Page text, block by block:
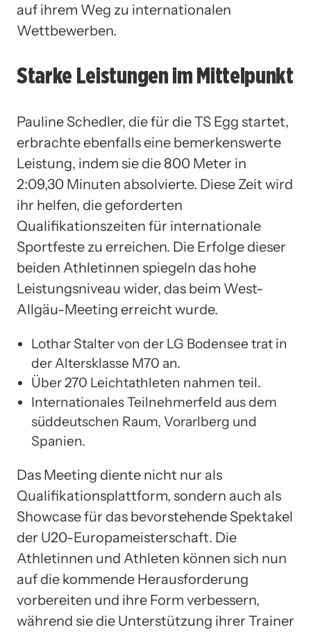
auf ihrem Weg zu internationalen
Wettbewerben.
Starke Leistungen im Mittelpunkt
Pauline Schedler, die für die TS Egg startet,
erbrachte ebenfalls eine bemerkenswerte
Leistung, indem sie die 800 Meter in
2:09,30 Minuten absolvierte. Diese Zeit wird
ihr helfen, die geforderten
Qualifikationszeiten für internationale
Sportfeste zu erreichen. Die Erfolge dieser
beiden Athletinnen spiegeln das hohe
Leistungsniveau wider, das beim West-
Allgäu-Meeting erreicht wurde.
Lothar Stalter von der LG Bodensee trat in
der Altersklasse M70 an.
Über 270 Leichtathleten nahmen teil.
Internationales Teilnehmerfeld aus dem
süddeutschen Raum, Vorarlberg und
Spanien.
Das Meeting diente nicht nur als
Qualifikationsplattform, sondern auch als
Showcase für das bevorstehende Spektakel
der U20-Europameisterschaft. Die
Athletinnen und Athleten können sich nun
auf die kommende Herausforderung
vorbereiten und ihre Form verbessern,
während sie die Unterstützung ihrer Trainer